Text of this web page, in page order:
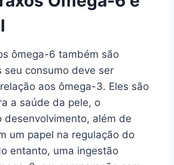
ômega-6 também são
seu consumo deve ser
aos ômega-3. Eles são
a saúde da pele, o
desenvolvimento, além de
um papel na regulação do
entanto, uma ingestão